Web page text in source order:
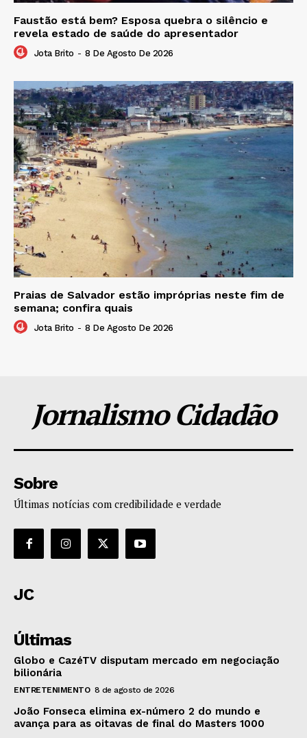
Faustão está bem? Esposa quebra o silêncio e
revela estado de saúde do apresentador
Jota Brito - 8 De Agosto De 2026
Praias de Salvador estão impróprias neste fim de
semana; confira quais
Jota Brito - 8 De Agosto De 2026
Jornalismo Cidadão
Sobre
Últimas notícias com credibilidade e verdade
JC
Últimas
Globo e CazéTV disputam mercado em negociação
bilionária
ENTRETENIMENTO 8 de agosto de 2026
João Fonseca elimina ex-número 2 do mundo e
avança para as oitavas de final do Masters 1000